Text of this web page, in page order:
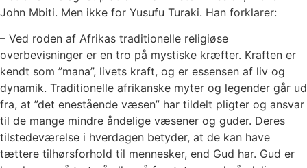
John Mbiti. Men ikke for Yusufu Turaki. Han forklarer:
– Ved roden af Afrikas traditionelle religiøse
overbevisninger er en tro på mystiske kræfter. Kraften er
kendt som ”mana”, livets kraft, og er essensen af liv og
dynamik. Traditionelle afrikanske myter og legender går ud
fra, at ”det enestående væsen” har tildelt pligter og ansvar
til de mange mindre åndelige væsener og guder. Deres
tilstedeværelse i hverdagen betyder, at de kan have
tættere tilhørsforhold til mennesker, end Gud har. Gud er